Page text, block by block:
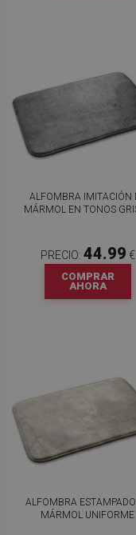
ALFOMBRA IMITACIÓN
MÁRMOL EN TONOS
PRECIO: 44.99 €
COMPRAR
AHORA
ALFOMBRA
MÁRMOL UNIFORME